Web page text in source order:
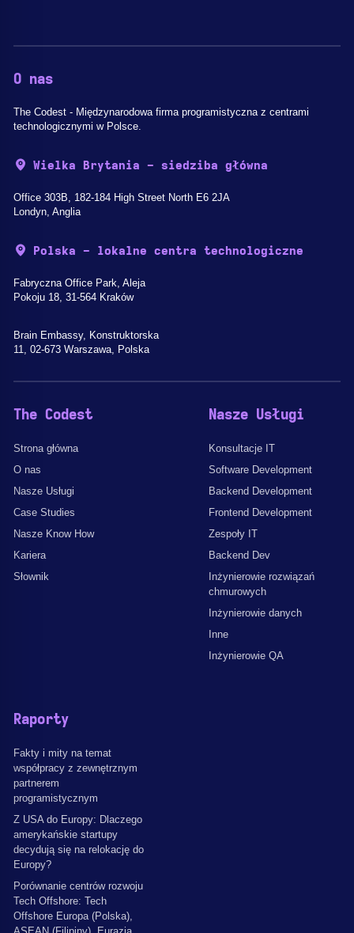
O nas
The Codest - Międzynarodowa firma programistyczna z centrami
technologicznymi w Polsce.
Wielka Brytania - siedziba główna
Office 303B, 182-184 High Street North E6 2JA
Londyn, Anglia
Polska - lokalne centra technologiczne
Fabryczna Office Park, Aleja
Pokoju 18, 31-564 Kraków
Brain Embassy, Konstruktorska
11, 02-673 Warszawa, Polska
The Codest
Strona główna
O nas
Nasze Usługi
Case Studies
Nasze Know How
Kariera
Słownik
Nasze Usługi
Konsultacje IT
Software Development
Backend Development
Frontend Development
Zespoły IT
Backend Dev
Inżynierowie rozwiązań
chmurowych
Inżynierowie danych
Inne
Inżynierowie QA
Raporty
Fakty i mity na temat
współpracy z zewnętrznym
partnerem
programistycznym
Z USA do Europy: Dlaczego
amerykańskie startupy
decydują się na relokację do
Europy?
Porównanie centrów rozwoju
Tech Offshore: Tech
Offshore Europa (Polska),